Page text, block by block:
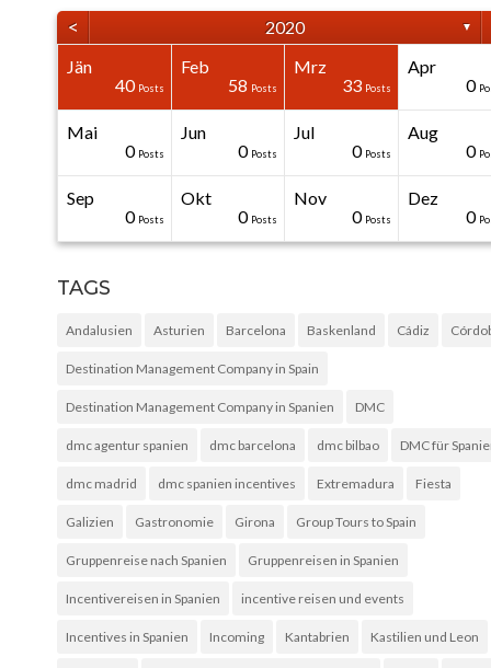
<
2020 ▼
Jän
40 Posts
Feb
58 Posts
Mrz
33 Posts
Apr
0
Mai
0 Posts
Jun
0 Posts
Jul
0 Posts
Aug
0
Sep
0 Posts
Okt
0 Posts
Nov
0 Posts
Dez
0
TAGS
Andalusien Asturien Barcelona Baskenland Cádiz
Destination Management Company in Spain
Destination Management Company in Spanien DMC
dmc agentur spanien dmc barcelona dmc bilbao DMC für
dmc madrid dmc spanien incentives Extremadura Fiesta
Galizien Gastronomie Girona Group Tours to Spain
Gruppenreise nach Spanien Gruppenreisen in Spanien
Incentivereisen in Spanien incentive reisen und events
Incentives in Spanien Incoming Kantabrien Kastilien und Leon